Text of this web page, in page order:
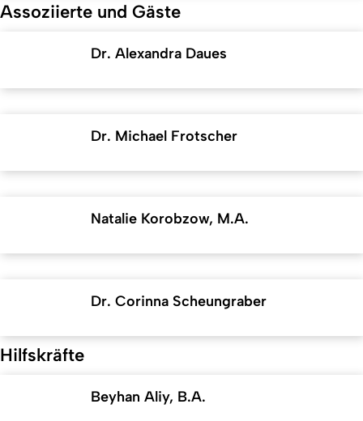
Assoziierte und Gäste
Dr. Alexandra Daues
Dr. Michael Frotscher
Natalie Korobzow, M.A.
Dr. Corinna Scheungraber
Hilfskräfte
Beyhan Aliy, B.A.